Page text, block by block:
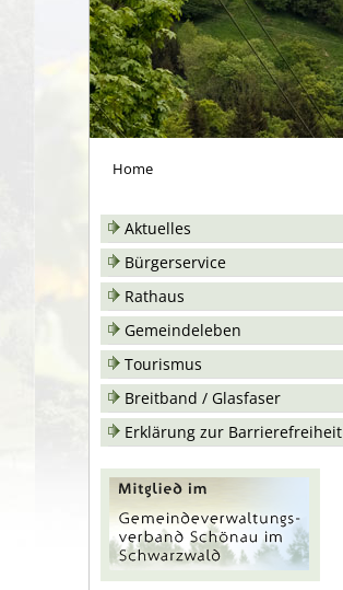
Home
Aktuelles
Bürgerservice
Rathaus
Gemeindeleben
Tourismus
Breitband / Glasfaser
Erklärung zur Barrierefreiheit